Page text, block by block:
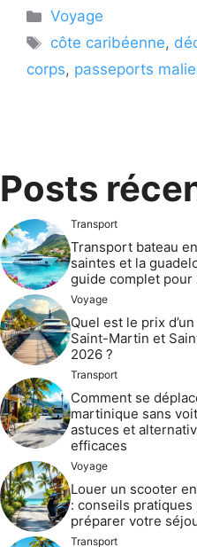
Catégories
Voyage
Étiquettes
côte caribéenne,
corps, passeports
Posts
Transport
Transport bateau
saintes et la
guide complet pour
Voyage
Quel est le prix
Saint-Martin et
2026 ?
Transport
Comment se
martinique sans
astuces et
efficaces
Voyage
Louer un scooter
: conseils pratiques
préparer votre
Transport